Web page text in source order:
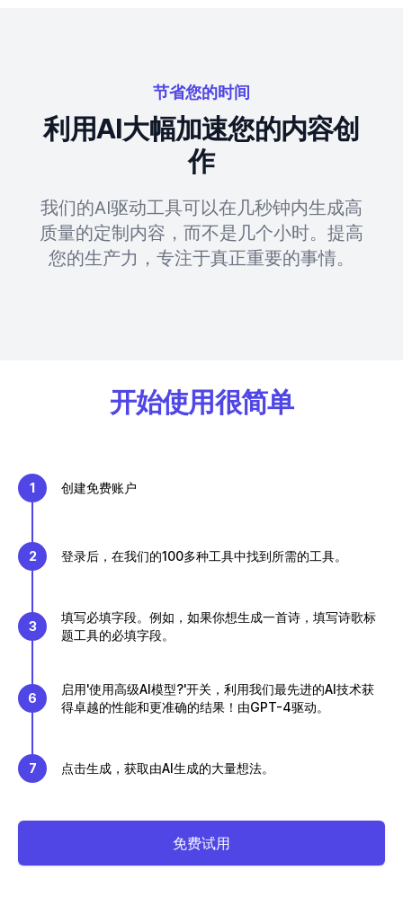
节省您的时间
利用AI大幅加速您的内容创
作
我们的AI驱动工具可以在几秒钟内生成高
质量的定制内容，而不是几个小时。提高
您的生产力，专注于真正重要的事情。
开始使用很简单
1 创建免费账户
2 登录后，在我们的100多种工具中找到所需的工具。
3
填写必填字段。例如，如果你想生成一首诗，填写诗歌标
题工具的必填字段。
6
启用'使用高级AI模型?'开关，利用我们最先进的AI技术获
得卓越的性能和更准确的结果！由GPT-4驱动。
7 点击生成，获取由AI生成的大量想法。
免费试用